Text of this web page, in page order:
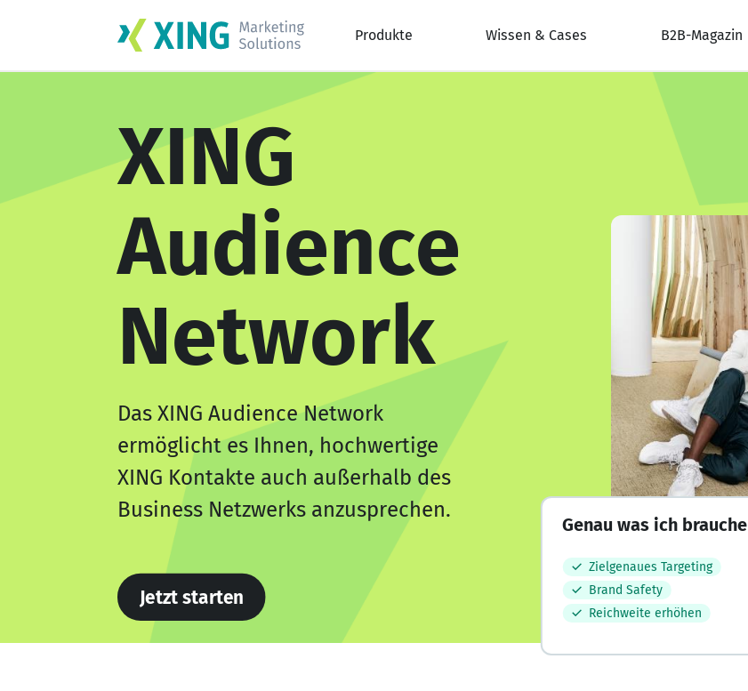
Produkte Wissen & Cases B2B-Magazin
XING
Audience
Network
Das XING Audience Network
ermöglicht es Ihnen, hochwertige
XING Kontakte auch außerhalb des
Business Netzwerks anzusprechen.
Jetzt starten
Genau was ich brauche
Zielgenaues Targeting
Brand Safety
Reichweite erhöhen